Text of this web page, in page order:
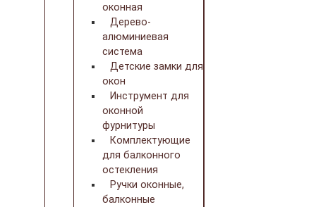
оконная
Дерево-
алюминиевая
система
Детские замки для
окон
Инструмент для
оконной
фурнитуры
Комплектующие
для балконного
остекления
Ручки оконные,
балконные